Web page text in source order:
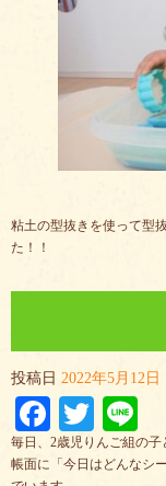
粘土の型抜きを使って型
た！！
投稿日 2022年5月12日
Facebook
毎日、2歳児りんご組の
帳面に「今日はどんなシ